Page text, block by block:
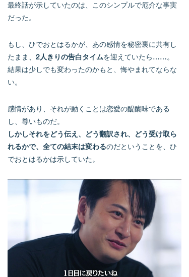
最終話が示していたのは、このシンプルで厄介な事実
だった。
もし、ひでおとはるかが、あの感情を秘密裏に共有し
たまま、 2人きりの告白タイムを迎えていたら……。
結果は少しでも変わったのかもと、悔やまれてならな
い。
感情があり、それが動くことは恋愛の醍醐味である
し、尊いものだ。
しかしそれをどう伝え、どう翻訳され、どう受け取ら
れるかで、全ての結末は変わるのだということを、ひ
でおとはるかは示していた。